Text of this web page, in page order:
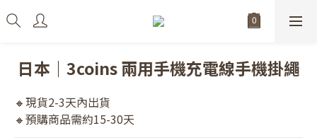
日本｜3coins 兩用手機充電線手機掛繩
🔸現貨2-3天內出貨
🔸預購商品需約15-30天